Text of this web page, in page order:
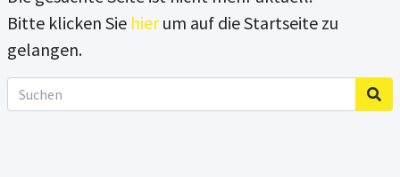
Bitte klicken Sie hierum auf die Startseite zu
gelangen.